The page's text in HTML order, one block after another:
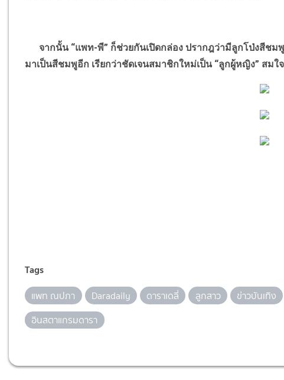
จากนั้น “แพท-พี” ก็ช่วยกันเปิดกล่อง ปรากฎว่ามีลูกโป่งสีชม
มาเป็นสีชมพูอีก เรียกว่าชัดเจนสมาชิกใหม่เป็น “ลูกผู้หญิง” สม
Tags
แพท ณปภา Daradaily ดาราเดลี่ ลูกสาว ข่าวบันเทิง
อินสตาแกรมดารา